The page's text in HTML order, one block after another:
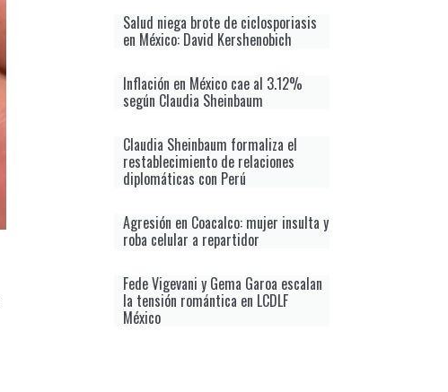
Salud niega brote de ciclosporiasis
en México: David Kershenobich
Inflación en México cae al 3.12%
según Claudia Sheinbaum
Claudia Sheinbaum formaliza el
restablecimiento de relaciones
diplomáticas con Perú
Agresión en Coacalco: mujer insulta y
roba celular a repartidor
Fede Vigevani y Gema Garoa escalan
la tensión romántica en LCDLF
México